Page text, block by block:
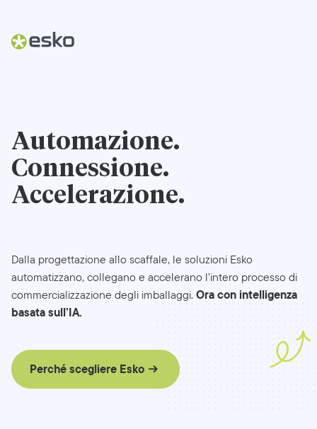
Automazione.
Connessione.
Accelerazione.
Dalla progettazione allo scaffale, le soluzioni Esko
automatizzano, collegano e accelerano l’intero processo di
commercializzazione degli imballaggi.Ora con intelligenza
basata sull’IA.
Perché scegliere Esko